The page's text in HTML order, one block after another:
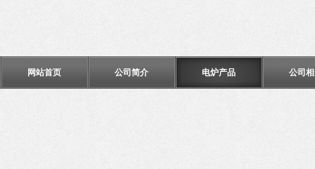
网站首页 公司简介 电炉产品 公司